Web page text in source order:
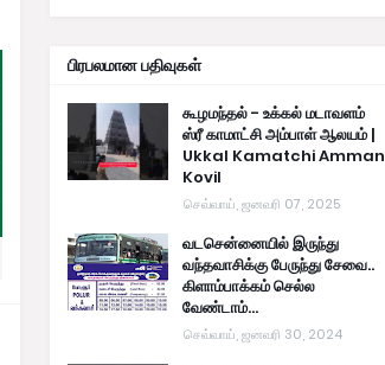
பிரபலமான பதிவுகள்
கூழமந்தல் - உக்கல் மடாவளம்
ஸ்ரீ காமாட்சி அம்பாள் ஆலயம் |
Ukkal Kamatchi Amman
Kovil
செவ்வாய், ஜனவரி 07, 2025
வடசென்னையில் இருந்து
வந்தவாசிக்கு பேருந்து சேவை..
கிளாம்பாக்கம் செல்ல
வேண்டாம்...
செவ்வாய், ஜனவரி 30, 2024